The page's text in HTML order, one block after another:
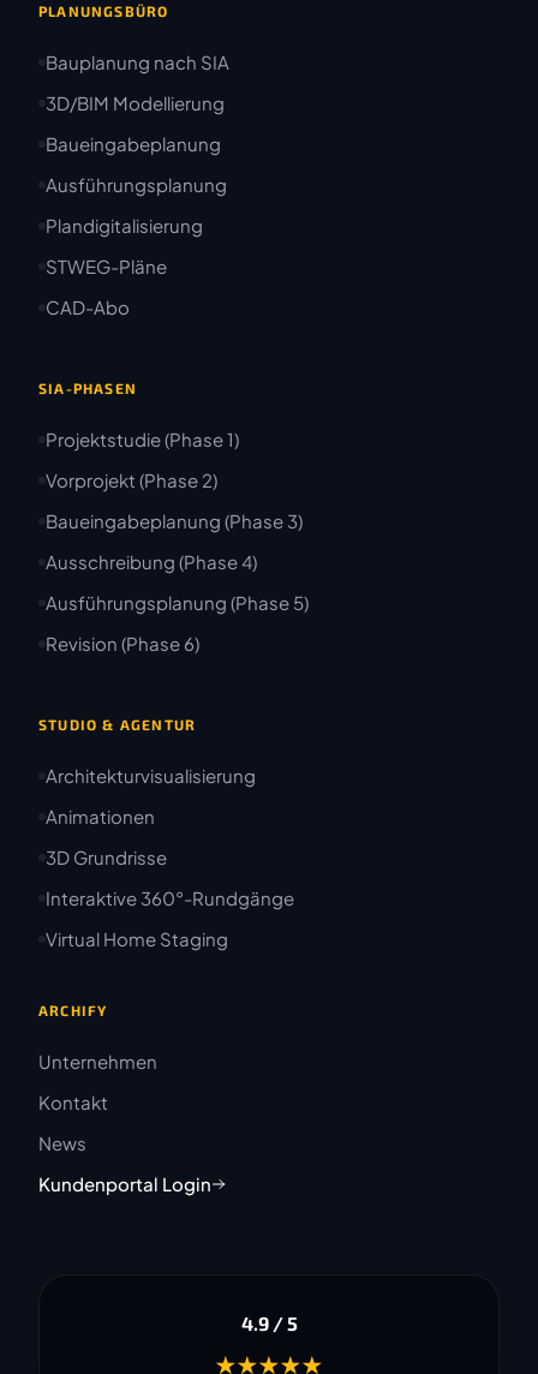
PLANUNGSBÜRO
Bauplanung nach SIA
3D/BIM Modellierung
Baueingabeplanung
Ausführungsplanung
Plandigitalisierung
STWEG-Pläne
CAD-Abo
SIA-PHASEN
Projektstudie (Phase 1)
Vorprojekt (Phase 2)
Baueingabeplanung (Phase 3)
Ausschreibung (Phase 4)
Ausführungsplanung (Phase 5)
Revision (Phase 6)
STUDIO & AGENTUR
Architekturvisualisierung
Animationen
3D Grundrisse
Interaktive 360°-Rundgänge
Virtual Home Staging
ARCHIFY
Unternehmen
Kontakt
News
Kundenportal Login
4.9 / 5
★★★★★